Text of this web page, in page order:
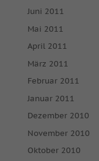
Juni 2011
Mai 2011
April 2011
März 2011
Februar 2011
Januar 2011
Dezember 2010
November 2010
Oktober 2010